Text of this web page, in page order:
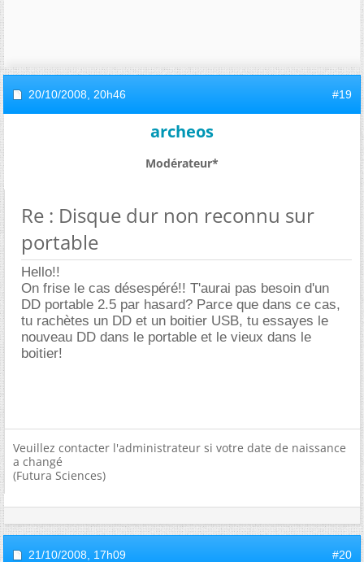
20/10/2008, 20h46 #19
archeos
Modérateur*
Re : Disque dur non reconnu sur
portable
Hello!!
On frise le cas désespéré!! T'aurai pas besoin d'un
DD portable 2.5 par hasard? Parce que dans ce cas,
tu rachètes un DD et un boitier USB, tu essayes le
nouveau DD dans le portable et le vieux dans le
boitier!
Veuillez contacter l'administrateur si votre date de naissance
a changé
(Futura Sciences)
21/10/2008, 17h09 #20